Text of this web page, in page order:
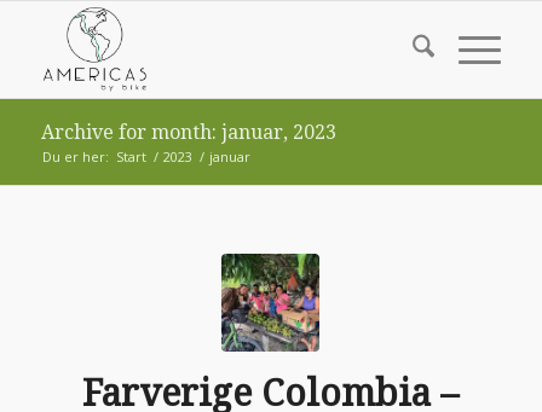
Archive for month: januar, 2023
Du er her: Start / 2023 / januar
Farverige Colombia –